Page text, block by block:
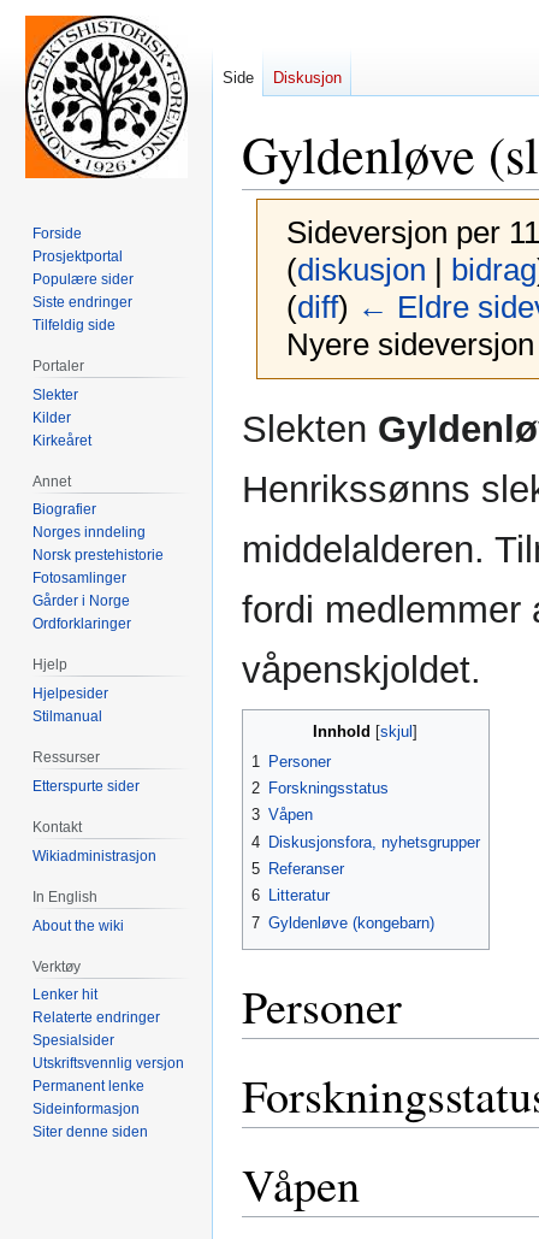
Gyldenløve
Sideversjon per
(diskusjon | bidrag
(diff) ← Eldre
Nyere
Hopp
til
Hopp
til
Slekten
Henrikssønns
middelalderen.
fordi medlemmer
våpenskjoldet.
Innhold
1
Personer
2 Forskningsstatus
3 Våpen
4 Diskusjonsfora, nyhetsgrupper
5 Referanser
6 Litteratur
7 Gyldenløve (kongebarn)
Personer
Våpen
Side Diskusjon
Forside
Prosjektportal
Populære sider
Siste endringer
Tilfeldig side
Portaler
Slekter
Kilder
Kirkeåret
Annet
Biografier
Norges inndeling
Norsk prestehistorie
Fotosamlinger
Gårder i Norge
Ordforklaringer
Hjelp
Hjelpesider
Stilmanual
Ressurser
Etterspurte sider
Kontakt
Wikiadministrasjon
In English
About the wiki
Verktøy
Lenker hit
Relaterte endringer
Spesialsider
Utskriftsvennlig versjon
Permanent lenke
Sideinformasjon
Siter denne siden